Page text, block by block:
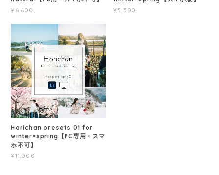
¥6,600
¥5,500
Horichan presets 01 for
winter×spring【PC専用・スマ
ホ不可】
¥11,000